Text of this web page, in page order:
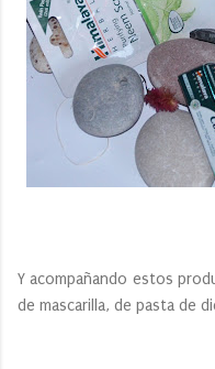
Y acompañando estos
de mascarilla, de pasta de